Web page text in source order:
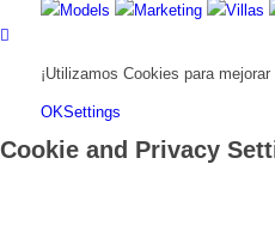
Models Marketing Villas
¡Utilizamos Cookies para
OKSettings
Cookie and Privacy